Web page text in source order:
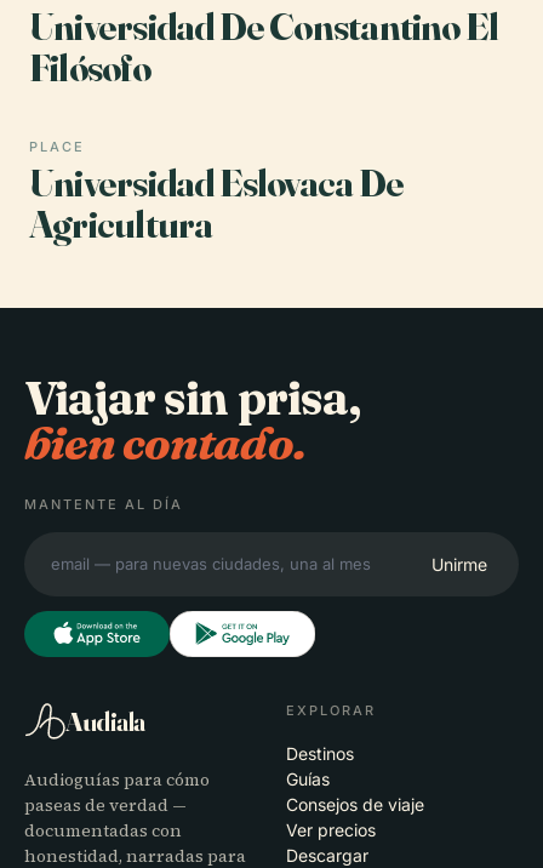
Universidad De Constantino El
Filósofo
PLACE
Universidad Eslovaca De
Agricultura
Viajar sin prisa,
bien contado.
MANTENTE AL DÍA
Unirme
Audiala
Audioguías para cómo
paseas de verdad —
documentadas con
honestidad, narradas para
EXPLORAR
Destinos
Guías
Consejos de viaje
Ver precios
Descargar